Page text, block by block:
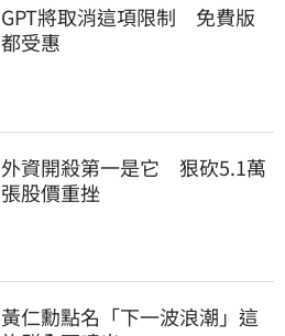
GPT將取消這項限制　免費版
都受惠
外資開殺第一是它　狠砍5.1萬
張股價重挫
黃仁勳點名「下一波浪潮」這